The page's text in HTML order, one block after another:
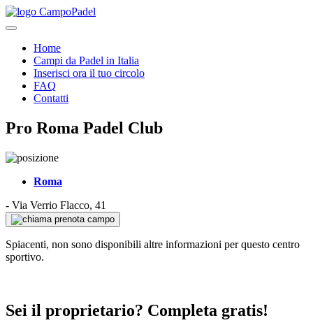
Home
Campi da Padel in Italia
Inserisci ora il tuo circolo
FAQ
Contatti
Pro Roma Padel Club
Roma
- Via Verrio Flacco, 41
prenota campo
Spiacenti, non sono disponibili altre informazioni per questo centro
sportivo.
Sei il proprietario? Completa gratis!